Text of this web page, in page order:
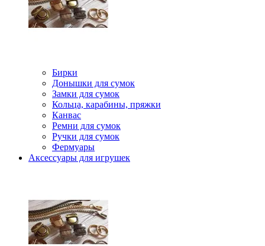
Бирки
Донышки для сумок
Замки для сумок
Кольца, карабины, пряжки
Канвас
Ремни для сумок
Ручки для сумок
Фермуары
Аксессуары для игрушек